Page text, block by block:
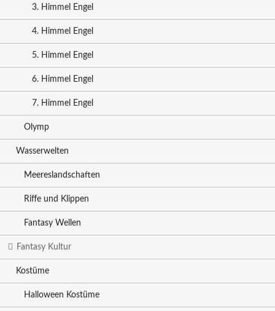
3. Himmel Engel
4. Himmel Engel
5. Himmel Engel
6. Himmel Engel
7. Himmel Engel
Olymp
Wasserwelten
Meereslandschaften
Riffe und Klippen
Fantasy Wellen
Fantasy Kultur
Kostüme
Halloween Kostüme